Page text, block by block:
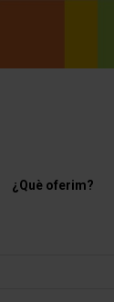
¿Què oferim?